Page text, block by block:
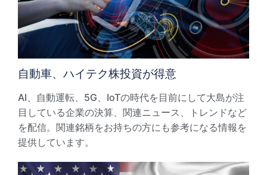
自動車、ハイテク株投資が得意
AI、自動運転、5G、IoTの時代を目前にして大島が注
目している企業の決算、関連ニュース、トレンドなど
を配信。関連銘柄をお持ちの方にも参考になる情報を
提供しています。